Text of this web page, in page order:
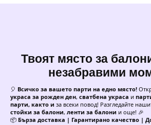
Твоят място за
незабравими
🎈 Всичко за вашето парти на едно място!
украса за рожден ден, сватбена украса и
парти, както и за всеки повод! Разгледайте
стойки за балони, ленти за балони и още! 🎉
📦 Бърза доставка | Гарантирано качество |